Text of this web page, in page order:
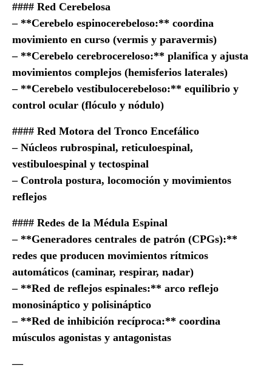
#### Red Cerebelosa
– **Cerebelo espinocerebeloso:** coordina
movimiento en curso (vermis y paravermis)
– **Cerebelo cerebrocereloso:** planifica y ajusta
movimientos complejos (hemisferios laterales)
– **Cerebelo vestibulocerebeloso:** equilibrio y
control ocular (flóculo y nódulo)
#### Red Motora del Tronco Encefálico
– Núcleos rubrospinal, reticuloespinal,
vestibuloespinal y tectospinal
– Controla postura, locomoción y movimientos
reflejos
#### Redes de la Médula Espinal
– **Generadores centrales de patrón (CPGs):**
redes que producen movimientos rítmicos
automáticos (caminar, respirar, nadar)
– **Red de reflejos espinales:** arco reflejo
monosináptico y polisináptico
– **Red de inhibición recíproca:** coordina
músculos agonistas y antagonistas
—